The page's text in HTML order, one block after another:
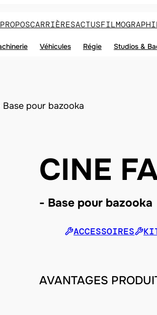
CARRIÈRESACTUS
Véhicules Régie Studios &
Base pour bazooka
CINE
Base pour bazooka
ACCESSOIRES
AVANTAGES